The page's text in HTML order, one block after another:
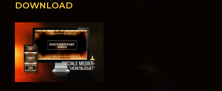
DOWNLOAD